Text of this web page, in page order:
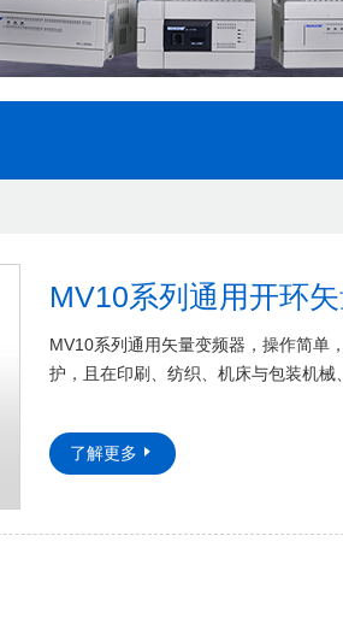
MV10系列通用开环
MV10系列通用矢量变频器，操作简单
护，且在印刷、纺织、机床与包装机械
了解更多